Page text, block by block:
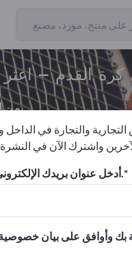
القدم –
من
الاحتياجات – العروض –
التجارية والتجارة في
أدخل عنوان بريدك الإلكتروني للاشتراك.